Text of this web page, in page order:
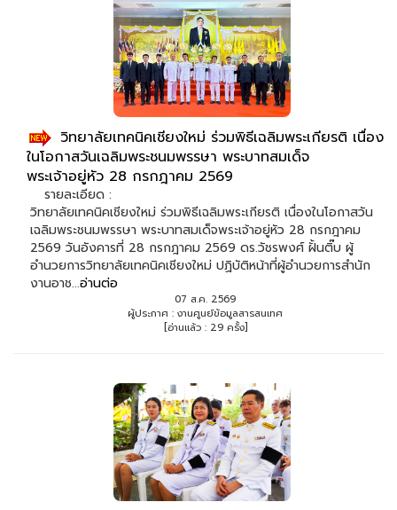
วิทยาลัยเทคนิคเชียงใหม่ ร่วมพิธีเฉลิมพระเกียรติ เนื่อง
ในโอกาสวันเฉลิมพระชนมพรรษา พระบาทสมเด็จ
พระเจ้าอยู่หัว 28 กรกฎาคม 2569
รายละเอียด :
วิทยาลัยเทคนิคเชียงใหม่ ร่วมพิธีเฉลิมพระเกียรติ เนื่องในโอกาสวัน
เฉลิมพระชนมพรรษา พระบาทสมเด็จพระเจ้าอยู่หัว 28 กรกฎาคม
2569 วันอังคารที่ 28 กรกฎาคม 2569 ดร.วัชรพงศ์ ฝั้นติ๊บ ผู้
อำนวยการวิทยาลัยเทคนิคเชียงใหม่ ปฏิบัติหน้าที่ผู้อำนวยการสำนัก
งานอาช...อ่านต่อ
07 ส.ค. 2569
ผู้ประกาศ : งานศูนย์ข้อมูลสารสนเทศ
[อ่านแล้ว : 29 ครั้ง]